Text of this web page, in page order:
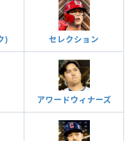
) セレクション
アワードウィナーズ